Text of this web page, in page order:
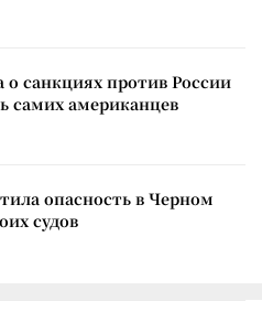
о санкциях против России
самих американцев
опасность в Черном
судов